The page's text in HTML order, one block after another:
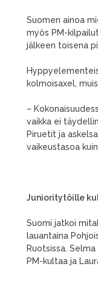
Suomen ainoa
myös PM-
jälkeen toisena
kolmoisaxel,
–
vaikka ei
Piruetit ja
vaikeustasoa
Junioritytöille
Suomi jatkoi
lauantaina
Ruotsissa.
PM-kultaa ja